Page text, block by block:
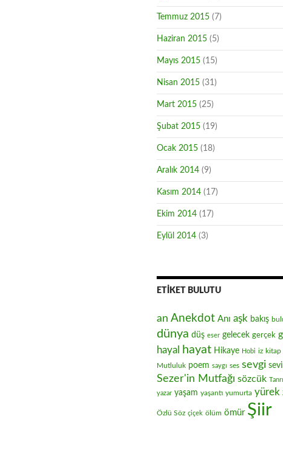
Temmuz 2015 (7)
Haziran 2015 (5)
Mayıs 2015 (15)
Nisan 2015 (31)
Mart 2015 (25)
Şubat 2015 (19)
Ocak 2015 (18)
Aralık 2014 (9)
Kasım 2014 (17)
Ekim 2014 (17)
Eylül 2014 (3)
ETIKET BULUTU
an Anekdot Anı aşk bakış
dünya düş eser gelecek gerçek
hayal hayat Hikaye Hobi iz kitap
Mutluluk poem saygı ses sevgi
Sezer'in Mutfağı sözcük Tanrı
yazar yaşam yaşantı yumurta yürek
Özlü Söz çiçek ölüm ömür Şiir